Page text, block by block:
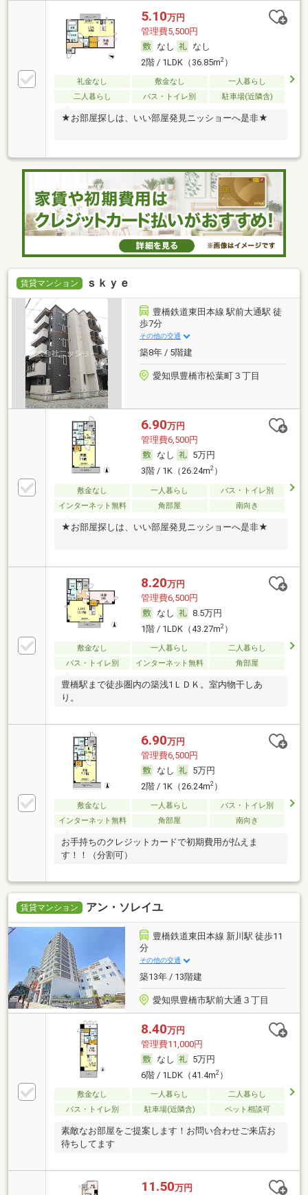
5.10万円
管理費5,500円
なし
なし
2階 / 1LDK（36.85m2）
礼金なし 敷金なし
一人暮らし
二人暮らし
バス・トイレ別 駐車場(近隣含)
★お部屋探しは、いい部屋発見ニッショーへ是非★
賃貸マンション ｓｋｙｅ
豊橋鉄道東田本線 駅前大通駅 徒
歩7分
その他の交通
築8年 / 5階建
愛知県豊橋市松葉町３丁目
6.90万円
管理費6,500円
なし
5万円
3階 / 1K（26.24m2）
敷金なし 一人暮らし
バス・トイレ別
インターネット無料
角部屋 南向き
★お部屋探しは、いい部屋発見ニッショーへ是非★
8.20万円
管理費6,500円
なし
8.5万円
1階 / 1LDK（43.27m2）
敷金なし 一人暮らし
二人暮らし
バス・トイレ別
インターネット無料 角部屋
豊橋駅まで徒歩圏内の築浅1ＬＤＫ。室内物干しあ
り。
6.90万円
管理費6,500円
なし
5万円
2階 / 1K（26.24m2）
敷金なし 一人暮らし
バス・トイレ別
インターネット無料
角部屋 南向き
お手持ちのクレジットカードで初期費用が払えま
す！！（分割可）
賃貸マンション アン・ソレイユ
豊橋鉄道東田本線 新川駅 徒歩11
分
その他の交通
築13年 / 13階建
愛知県豊橋市駅前大通３丁目
8.40万円
管理費11,000円
なし
5万円
6階 / 1LDK（41.4m2）
敷金なし 一人暮らし
二人暮らし
バス・トイレ別
駐車場(近隣含) ペット相談可
素敵なお部屋をご提案します！お問い合わせご来店お
待ちしてます
11.50万円